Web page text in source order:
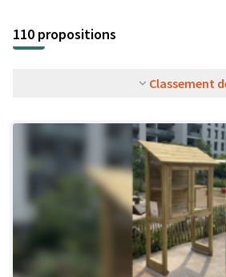
110 propositions
Classement